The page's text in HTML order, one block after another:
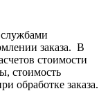
заказа. В
стоимости
стоимость
обработке заказа.